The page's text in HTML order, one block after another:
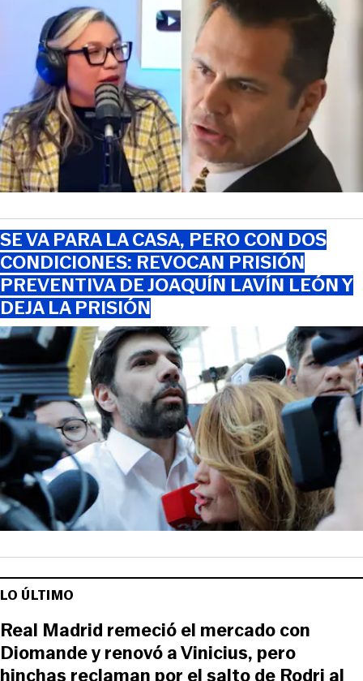
SE VA PARA LA CASA, PERO CON DOS
CONDICIONES: REVOCAN PRISIÓN
PREVENTIVA DE JOAQUÍN LAVÍN LEÓN Y
DEJA LA PRISIÓN
LO ÚLTIMO
Real Madrid remeció el mercado con
Diomande y renovó a Vinicius, pero
hinchas reclaman por el salto de Rodri al